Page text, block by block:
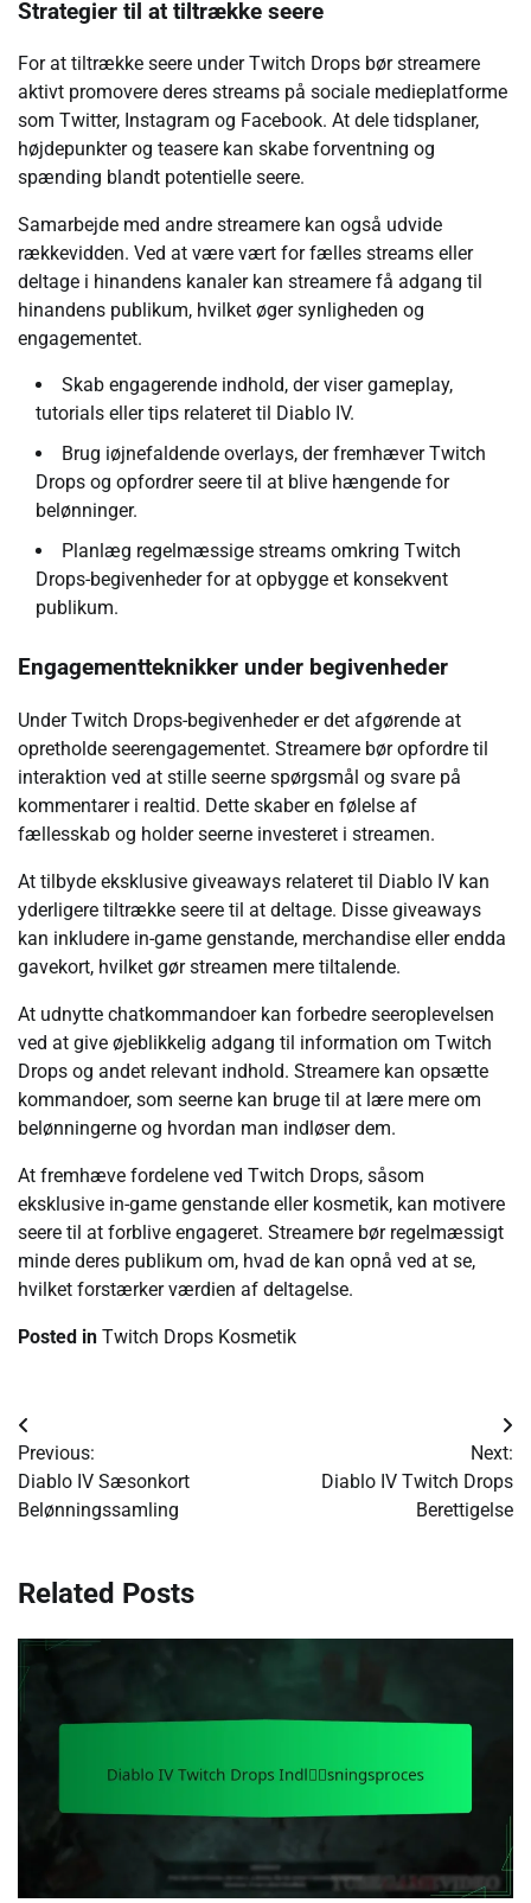
Strategier til at tiltrække seere
For at tiltrække seere under Twitch Drops bør streamere
aktivt promovere deres streams på sociale medieplatforme
som Twitter, Instagram og Facebook. At dele tidsplaner,
højdepunkter og teasere kan skabe forventning og
spænding blandt potentielle seere.
Samarbejde med andre streamere kan også udvide
rækkevidden. Ved at være vært for fælles streams eller
deltage i hinandens kanaler kan streamere få adgang til
hinandens publikum, hvilket øger synligheden og
engagementet.
Skab engagerende indhold, der viser gameplay,
tutorials eller tips relateret til Diablo IV.
Brug iøjnefaldende overlays, der fremhæver Twitch
Drops og opfordrer seere til at blive hængende for
belønninger.
Planlæg regelmæssige streams omkring Twitch
Drops-begivenheder for at opbygge et konsekvent
publikum.
Engagementteknikker under begivenheder
Under Twitch Drops-begivenheder er det afgørende at
opretholde seerengagementet. Streamere bør opfordre til
interaktion ved at stille seerne spørgsmål og svare på
kommentarer i realtid. Dette skaber en følelse af
fællesskab og holder seerne investeret i streamen.
At tilbyde eksklusive giveaways relateret til Diablo IV kan
yderligere tiltrække seere til at deltage. Disse giveaways
kan inkludere in-game genstande, merchandise eller endda
gavekort, hvilket gør streamen mere tiltalende.
At udnytte chatkommandoer kan forbedre seeroplevelsen
ved at give øjeblikkelig adgang til information om Twitch
Drops og andet relevant indhold. Streamere kan opsætte
kommandoer, som seerne kan bruge til at lære mere om
belønningerne og hvordan man indløser dem.
At fremhæve fordelene ved Twitch Drops, såsom
eksklusive in-game genstande eller kosmetik, kan motivere
seere til at forblive engageret. Streamere bør regelmæssigt
minde deres publikum om, hvad de kan opnå ved at se,
hvilket forstærker værdien af deltagelse.
Posted in Twitch Drops Kosmetik
Post
navigation
Previous:
Diablo IV Sæsonkort
Belønningssamling
Next:
Diablo IV Twitch Drops
Berettigelse
Related Posts